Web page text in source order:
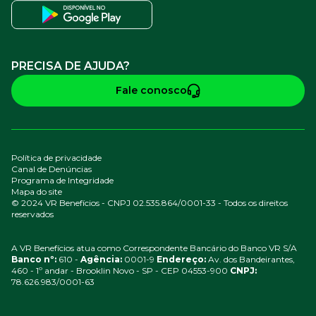
PRECISA DE AJUDA?
Fale conosco
© 2024 VR Benefícios - CNPJ 02.535.864/0001-33 - Todos os direitos
reservados
Política de privacidade
Canal de Denúncias
Programa de Integridade
Mapa do site
A VR Benefícios atua como Correspondente Bancário do Banco VR S/A
Banco nº: 610 - Agência: 0001-9 Endereço: Av. dos Bandeirantes,
460 - 1º andar - Brooklin Novo - SP - CEP 04553-900 CNPJ:
78.626.983/0001-63